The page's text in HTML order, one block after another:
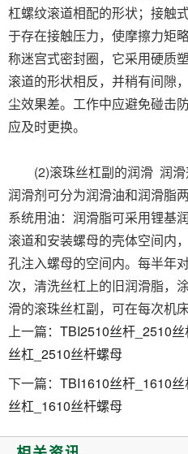
杠螺纹滚道相配的形状；接触
于存在接触压力，使摩擦力矩
称迷宫式密封圈，它采用硬质
滚道的形状相反，并稍有间隙
尘效果差。工作中应避免碰击
应及时更换。
(2)滚珠丝杠副的润滑 润滑
润滑剂可分为润滑油和润滑脂
系统用油：润滑脂可采用锂基
滚道和安装螺母的壳体空间内
孔注入螺母的空间内。每半年
次，清洗丝杠上的旧润滑脂，
滑的滚珠丝杠副，可在每次机
上一篇： TBI2510丝杆_2510
丝杠_2510丝杆螺母
下一篇： TBI1610丝杆_1610
丝杠_1610丝杆螺母